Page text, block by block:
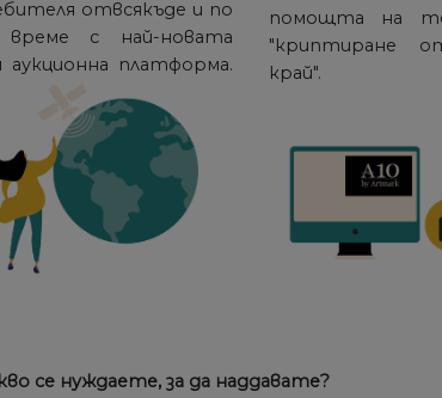
отвсякъде и по
време с най-новата
аукционна платформа.
помощта на
"криптиране
край".
се нуждаете, за да наддавате?